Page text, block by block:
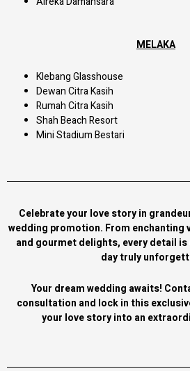
MELAKA
Klebang Glasshouse
Dewan Citra Kasih
Rumah Citra Kasih
Shah Beach Resort
Mini Stadium Bestari
Celebrate your love story in
wedding promotion. From enchanting
and gourmet delights, every detail
day truly
Your dream wedding awaits!
consultation and lock in this
your love story into an